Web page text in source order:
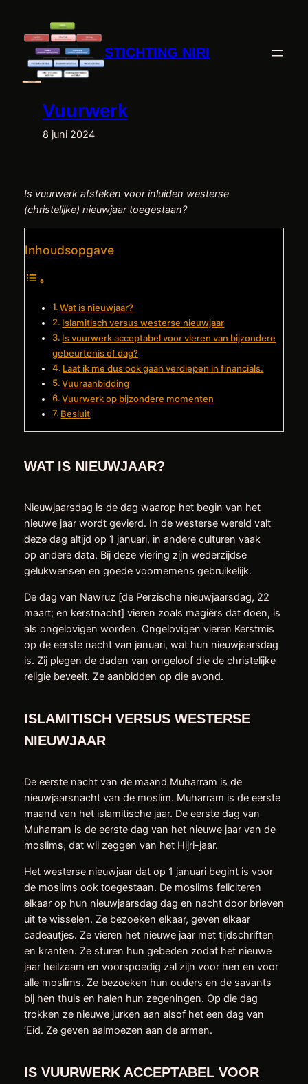
inhoud
STICHTING NIRI
Vuurwerk
8 juni 2024
Is vuurwerk afsteken voor inluiden westerse
(christelijke) nieuwjaar toegestaan?
Inhoudsopgave
Wat is nieuwjaar?
Islamitisch versus westerse nieuwjaar
Is vuurwerk acceptabel voor vieren van bijzondere
gebeurtenis of dag?
Laat ik me dus ook gaan verdiepen in financials.
Vuuraanbidding
Vuurwerk op bijzondere momenten
Besluit
WAT IS NIEUWJAAR?
Nieuwjaarsdag is de dag waarop het begin van het
nieuwe jaar wordt gevierd. In de westerse wereld valt
deze dag altijd op 1 januari, in andere culturen vaak
op andere data. Bij deze viering zijn wederzijdse
gelukwensen en goede voornemens gebruikelijk.
De dag van Nawruz [de Perzische nieuwjaarsdag, 22
maart; en kerstnacht] vieren zoals magiërs dat doen, is
als ongelovigen worden. Ongelovigen vieren Kerstmis
op de eerste nacht van januari, wat hun nieuwjaarsdag
is. Zij plegen de daden van ongeloof die de christelijke
religie beveelt. Ze aanbidden op die avond.
ISLAMITISCH VERSUS WESTERSE
NIEUWJAAR
De eerste nacht van de maand Muharram is de
nieuwjaarsnacht van de moslim. Muharram is de eerste
maand van het islamitische jaar. De eerste dag van
Muharram is de eerste dag van het nieuwe jaar van de
moslims, dat wil zeggen van het Hijri-jaar.
Het westerse nieuwjaar dat op 1 januari begint is voor
de moslims ook toegestaan. De moslims feliciteren
elkaar op hun nieuwjaarsdag dag en nacht door brieven
uit te wisselen. Ze bezoeken elkaar, geven elkaar
cadeautjes. Ze vieren het nieuwe jaar met tijdschriften
en kranten. Ze sturen hun gebeden zodat het nieuwe
jaar heilzaam en voorspoedig zal zijn voor hen en voor
alle moslims. Ze bezoeken hun ouders en de savants
bij hen thuis en halen hun zegeningen. Op die dag
trokken ze nieuwe jurken aan alsof het een dag van
‘Eid. Ze geven aalmoezen aan de armen.
IS VUURWERK ACCEPTABEL VOOR